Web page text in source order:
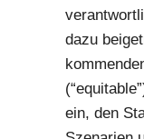
dazu
ein, den